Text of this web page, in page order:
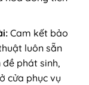
Cam kết bảo
luôn sẵn
phát sinh,
cửa phục vụ